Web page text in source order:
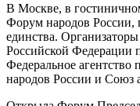
В Москве, в
Форум народов
единства.
Российской
Федеральное агентство
народов России и Союз